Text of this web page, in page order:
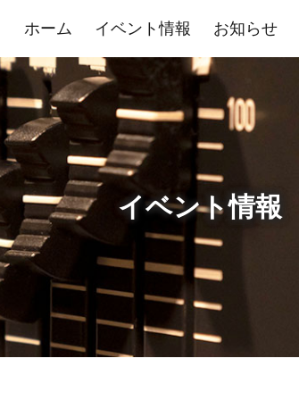
ホーム イベント情報 お知らせ
展示室
イベント情報